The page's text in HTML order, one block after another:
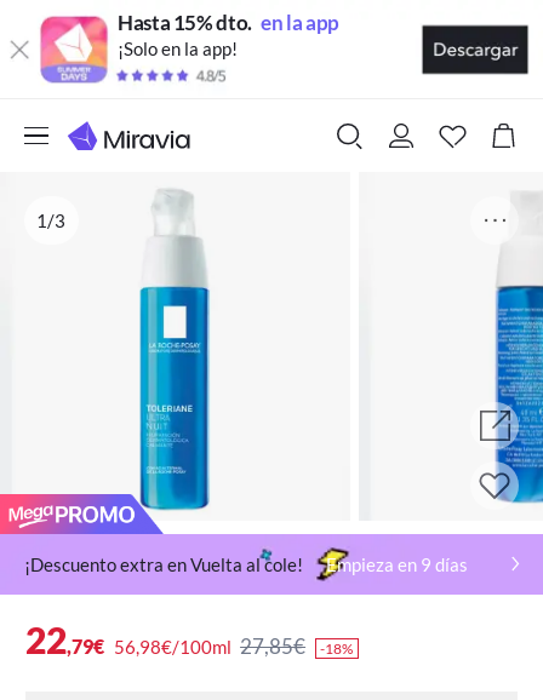
Hasta 15% dto. en la app
¡Solo en la app!
1/3
¡Descuento extra en Vuelta al cole! Empieza en 9 días
22,79€ 56,98€/100ml 27,85€ -18%